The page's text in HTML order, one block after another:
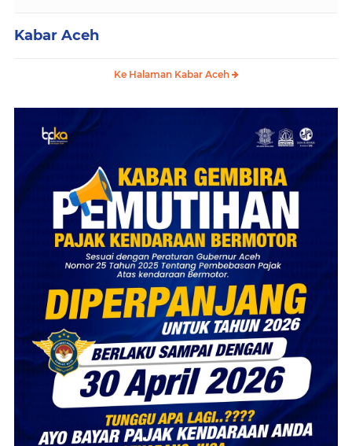
Kabar Aceh
Ke Halaman Kabar Aceh